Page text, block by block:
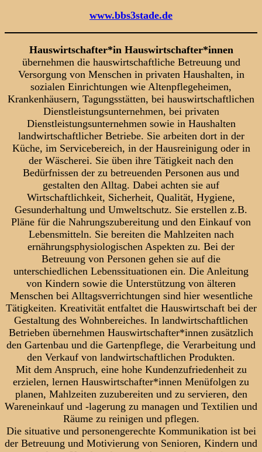
www.bbs3stade.de
Hauswirtschafter*in Hauswirtschafter*innen
übernehmen die hauswirtschaftliche Betreuung und
Versorgung von Menschen in privaten Haushalten, in
sozialen Einrichtungen wie Altenpflegeheimen,
Krankenhäusern, Tagungsstätten, bei hauswirtschaftlichen
Dienstleistungsunternehmen, bei privaten
Dienstleistungsunternehmen sowie in Haushalten
landwirtschaftlicher Betriebe. Sie arbeiten dort in der
Küche, im Servicebereich, in der Hausreinigung oder in
der Wäscherei. Sie üben ihre Tätigkeit nach den
Bedürfnissen der zu betreuenden Personen aus und
gestalten den Alltag. Dabei achten sie auf
Wirtschaftlichkeit, Sicherheit, Qualität, Hygiene,
Gesunderhaltung und Umweltschutz. Sie erstellen z.B.
Pläne für die Nahrungszubereitung und den Einkauf von
Lebensmitteln. Sie bereiten die Mahlzeiten nach
ernährungsphysiologischen Aspekten zu. Bei der
Betreuung von Personen gehen sie auf die
unterschiedlichen Lebenssituationen ein. Die Anleitung
von Kindern sowie die Unterstützung von älteren
Menschen bei Alltagsverrichtungen sind hier wesentliche
Tätigkeiten. Kreativität entfaltet die Hauswirtschaft bei der
Gestaltung des Wohnbereiches. In landwirtschaftlichen
Betrieben übernehmen Hauswirtschafter*innen zusätzlich
den Gartenbau und die Gartenpflege, die Verarbeitung und
den Verkauf von landwirtschaftlichen Produkten.
Mit dem Anspruch, eine hohe Kundenzufriedenheit zu
erzielen, lernen Hauswirtschafter*innen Menüfolgen zu
planen, Mahlzeiten zuzubereiten und zu servieren, den
Wareneinkauf und -lagerung zu managen und Textilien und
Räume zu reinigen und pflegen.
Die situative und personengerechte Kommunikation ist bei
der Betreuung und Motivierung von Senioren, Kindern und